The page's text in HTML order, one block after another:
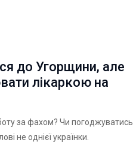
до Угорщини, але
лікаркою на
за фахом? Чи погоджуватись
не однієї українки.